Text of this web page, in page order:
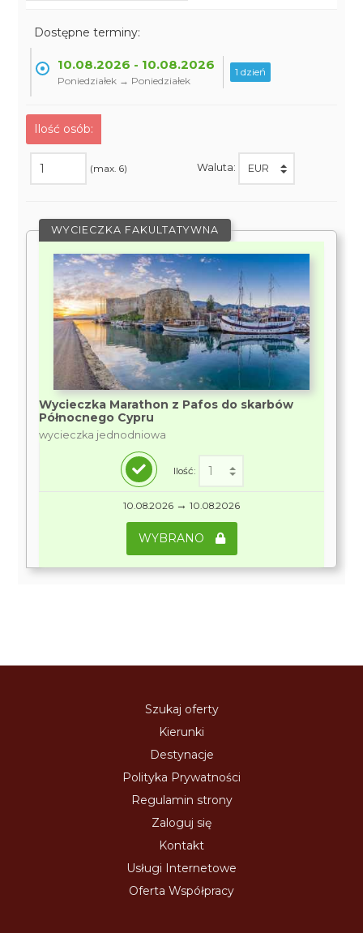
Dostępne terminy:
10.08.2026 - 10.08.2026
Poniedziałek → Poniedziałek
1 dzień
Ilość osób:
(max. 6) Waluta:
WYCIECZKA FAKULTATYWNA
Wycieczka Marathon z Pafos do skarbów
Północnego Cypru
wycieczka jednodniowa
Ilość:
10.08.2026 → 10.08.2026
WYBRANO
Szukaj oferty
Kierunki
Destynacje
Polityka Prywatności
Regulamin strony
Zaloguj się
Kontakt
Usługi Internetowe
Oferta Współpracy